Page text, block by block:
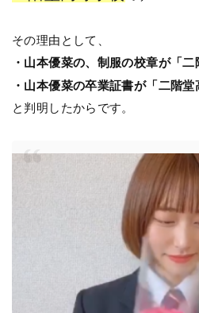
その理由として、
・山本優菜の、制服の校章が「
・山本優菜の卒業証書が「二階
と判明したからです。